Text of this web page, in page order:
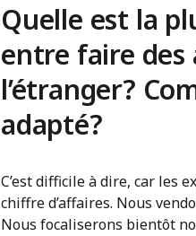
Quelle est la
entre faire des
l’étranger?
adapté?
C’est difficile à dire, car les
chiffre d’affaires. Nous
Nous focaliserons bientôt